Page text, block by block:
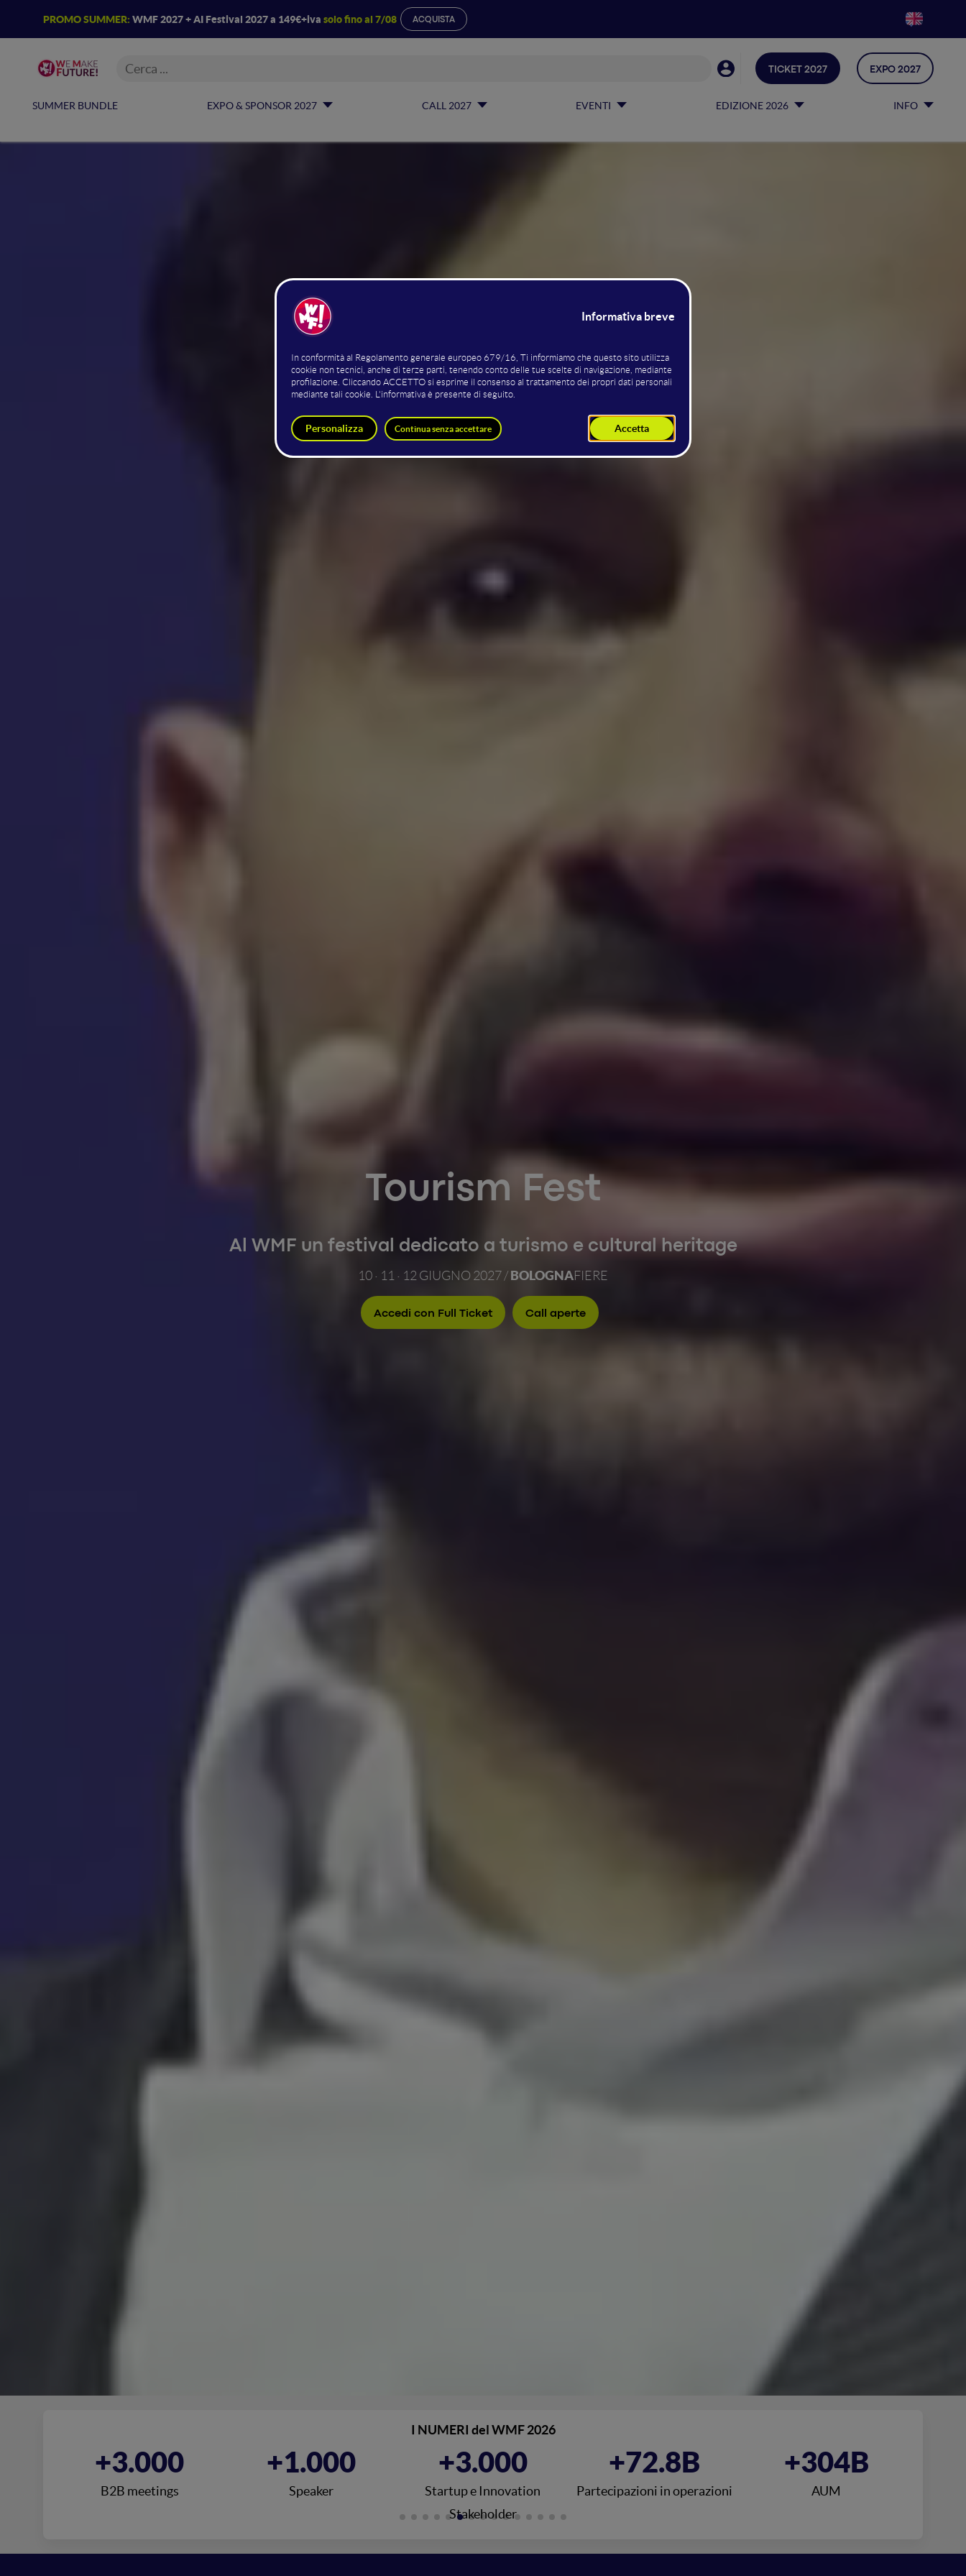
PROMO SUMMER: WMF 2027 + AI Festival 2027 a 149€+iva solo fino al 7/08 ACQUISTA
SUMMER BUNDLE EXPO & SPONSOR 2027 CALL 2027 EVENTI EDIZIONE 2026 INFO
TICKET 2027 EXPO 2027
Tourism Fest
Al WMF un festival dedicato a turismo e cultural heritage
10 · 11 · 12 GIUGNO 2027 / BOLOGNAFIERE
Accedi con Full Ticket Call aperte
I NUMERI del WMF 2026
+3.000
B2B meetings
+1.000
Speaker
+3.000
Startup e Innovation
Stakeholder
+72.8B
Partecipazioni in operazioni
+304B
AUM